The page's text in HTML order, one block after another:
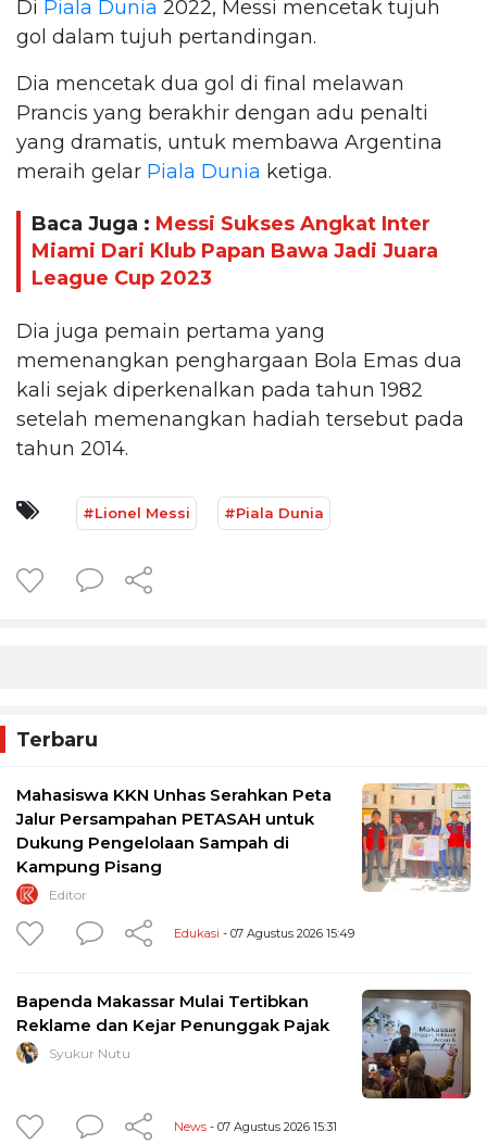
Di Piala Dunia 2022, Messi mencetak tujuh
gol dalam tujuh pertandingan.
Dia mencetak dua gol di final melawan
Prancis yang berakhir dengan adu penalti
yang dramatis, untuk membawa Argentina
meraih gelar Piala Dunia ketiga.
Baca Juga : Messi Sukses Angkat Inter
Miami Dari Klub Papan Bawa Jadi Juara
League Cup 2023
Dia juga pemain pertama yang
memenangkan penghargaan Bola Emas dua
kali sejak diperkenalkan pada tahun 1982
setelah memenangkan hadiah tersebut pada
tahun 2014.
#Lionel Messi #Piala Dunia
Terbaru
Mahasiswa KKN Unhas Serahkan Peta
Jalur Persampahan PETASAH untuk
Dukung Pengelolaan Sampah di
Kampung Pisang
Editor
Edukasi - 07 Agustus 2026 15:49
Bapenda Makassar Mulai Tertibkan
Reklame dan Kejar Penunggak Pajak
Syukur Nutu
News - 07 Agustus 2026 15:31